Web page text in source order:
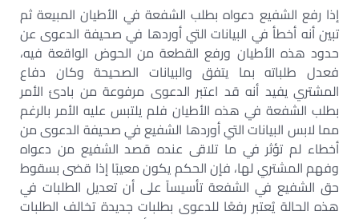
إذا رفع الشفيع دعواه بطلب الشفعة في الأطيان المبيعة ثم
تبين أنه أخطأ في البيانات التي أوردها في صحيفة الدعوى عن
حدود هذه الأطيان ورفع القطعة من الحوض الواقعة فيه،
فعدل طلباته بما يتفق والبيانات الصحيحة وكان دفاع
المشتري يفيد أنه قد اعتبر الدعوى مرفوعة من بادئ الأمر
بطلب الشفعة في هذه الأطيان فلم يلتبس عليه الأمر بالرغم
مما لابس البيانات التي أوردها الشفيع في صحيفة الدعوى من
أخطاء لم تؤثر في ما تلاقى عنده قصد الشفيع من دعواه
وفهم المشتري لها، فإن الحكم يكون معيبًا إذا قضى بسقوط
حق الشفيع في الشفعة تأسيساً على أن تعديل الطلبات في
هذه الحالة يُعتبر رفعًا للدعوى بطلبات جديدة تخالف الطلبات